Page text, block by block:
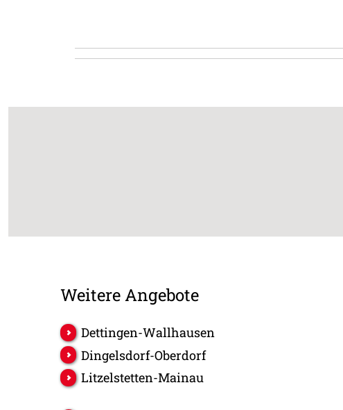
Weitere Angebote
Dettingen-Wallhausen
Dingelsdorf-Oberdorf
Litzelstetten-Mainau